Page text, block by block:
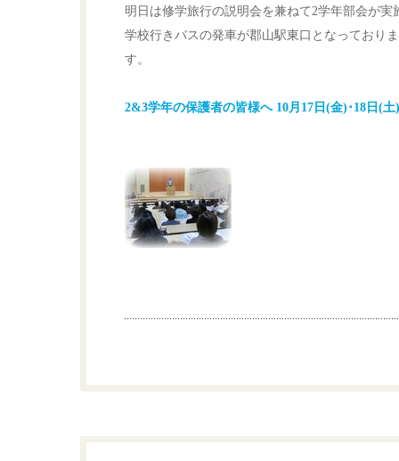
明日は修学旅行の説明会を兼ねて2学年部会が
学校行きバスの発車が郡山駅東口となっており
す。
2&3学年の保護者の皆様へ 10月17日(金)･18日(